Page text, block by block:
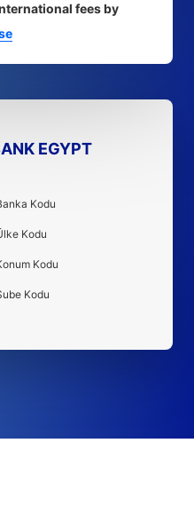
fees by
EGYPT
Kodu
Kodu
Kodu
Kodu